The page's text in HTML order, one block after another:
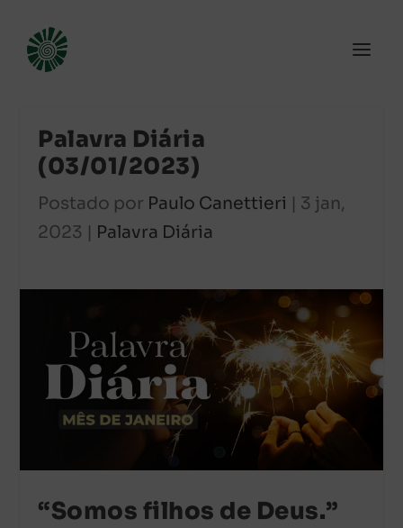
Palavra Diária
(03/01/2023)
Postado por Paulo Canettieri | 3 jan,
2023 | Palavra Diária
“Somos filhos de Deus.”